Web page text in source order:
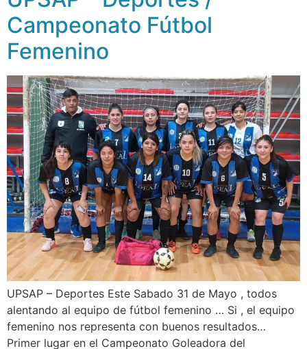
Campeonato Fútbol
Femenino
UPSAP – Deportes Este Sabado 31 de Mayo , todos
alentando al equipo de fútbol femenino … Si , el equipo
femenino nos representa con buenos resultados…
Primer lugar en el Campeonato Goleadora del